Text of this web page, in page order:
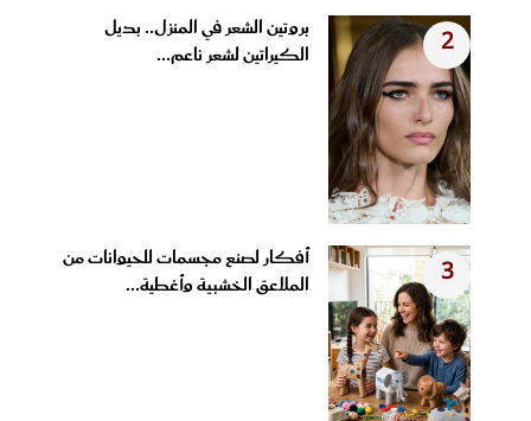
2
بروتين الشعر في المنزل.. بديل
الكيراتين لشعر ناعم...
3
أفكار لصنع مجسمات للحيوانات من
الملاعق الخشبية وأغطية...